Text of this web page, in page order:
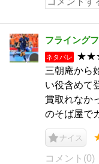
フライング
ネタバレ
三朝庵から
い役含めて
賞取れなか
のそば屋で
ナイス
コメント(0)